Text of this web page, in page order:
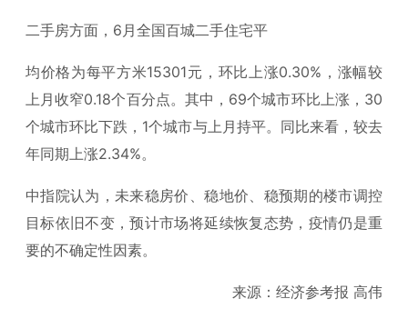
二手房方面，6月全国百城二手住宅平
均价格为每平方米15301元，环比上涨0.30%，涨幅较
上月收窄0.18个百分点。其中，69个城市环比上涨，30
个城市环比下跌，1个城市与上月持平。同比来看，较去
年同期上涨2.34%。
中指院认为，未来稳房价、稳地价、稳预期的楼市调控
目标依旧不变，预计市场将延续恢复态势，疫情仍是重
要的不确定性因素。
来源：经济参考报 高伟